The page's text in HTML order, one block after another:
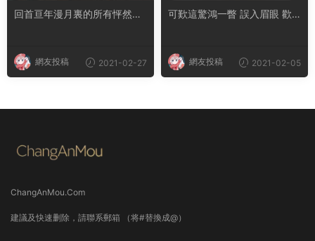
回首亘年漫月裏的所有怦然心
網友投稿 2021-02-27
可歎這驚鴻一瞥 誤入眉眼 歡
網友投稿 2021-02-05
ChangAnMou.Com
建議及快速删除，請聯系郵箱 （将#替換成@）